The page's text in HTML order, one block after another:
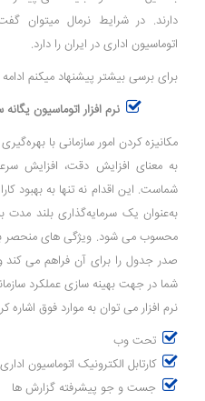
دارند. در شرایط نرمال میتوان
اتوماسیون اداری در ایران را دارد.
برای برسی بیشتر پیشنهاد میکنم ادامه
نرم افزار اتوماسیون
مکانیزه کردن امور سازمانی با
به معنای افزایش دقت، افزایش
شماست. این اقدام نه تنها به بهبود
به‌عنوان یک سرمایه‌گذاری بلند
محسوب می ‌شود. ویژگی ‌های منحصر به
صدر جدول را برای آن فراهم می‌
شما در جهت بهینه ‌سازی عملکرد
نرم افزار می توان به موارد فوق اشاره
تحت وب
کارتابل الکترونیک اتوماسیون اداری
جست و جو پیشرفته گزارش ها